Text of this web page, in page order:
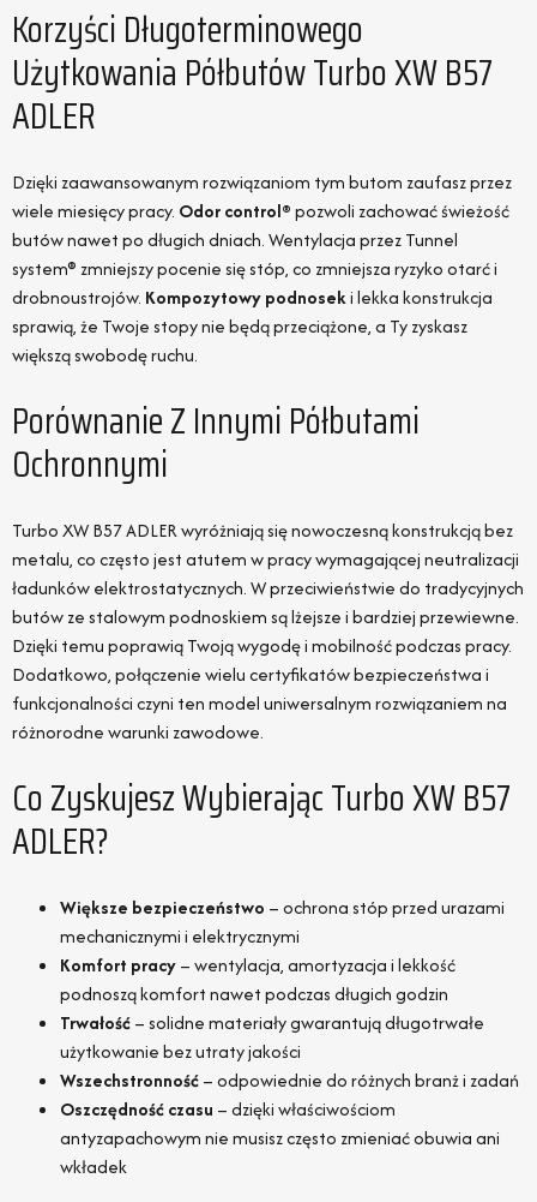
Korzyści Długoterminowego
Użytkowania Półbutów Turbo XW B57
ADLER
Dzięki zaawansowanym rozwiązaniom tym butom zaufasz przez
wiele miesięcy pracy. Odor control®pozwoli zachować świeżość
butów nawet po długich dniach. Wentylacja przez Tunnel
system® zmniejszy pocenie się stóp, co zmniejsza ryzyko otarć i
drobnoustrojów. Kompozytowy podnoseki lekka konstrukcja
sprawią, że Twoje stopy nie będą przeciążone, a Ty zyskasz
większą swobodę ruchu.
Porównanie Z Innymi Półbutami
Ochronnymi
Turbo XW B57 ADLER wyróżniają się nowoczesną konstrukcją bez
metalu, co często jest atutem w pracy wymagającej neutralizacji
ładunków elektrostatycznych. W przeciwieństwie do tradycyjnych
butów ze stalowym podnoskiem są lżejsze i bardziej przewiewne.
Dzięki temu poprawią Twoją wygodę i mobilność podczas pracy.
Dodatkowo, połączenie wielu certyfikatów bezpieczeństwa i
funkcjonalności czyni ten model uniwersalnym rozwiązaniem na
różnorodne warunki zawodowe.
Co Zyskujesz Wybierając Turbo XW B57
ADLER?
Większe bezpieczeństwo – ochrona stóp przed urazami
mechanicznymi i elektrycznymi
Komfort pracy– wentylacja, amortyzacja i lekkość
podnoszą komfort nawet podczas długich godzin
Trwałość– solidne materiały gwarantują długotrwałe
użytkowanie bez utraty jakości
Wszechstronność– odpowiednie do różnych branż i zadań
Oszczędność czasu – dzięki właściwościom
antyzapachowym nie musisz często zmieniać obuwia ani
wkładek